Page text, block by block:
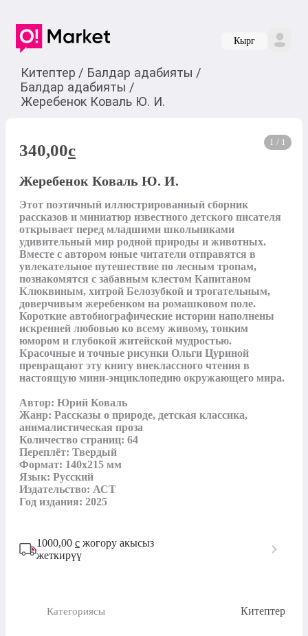
Кырг
Китептер / Балдар адабияты /
Балдар адабияты /
Жеребенок Коваль Ю. И.
1 / 1
340,00c
Жеребенок Коваль Ю. И.
Этот поэтичный иллюстрированный сборник
рассказов и миниатюр известного детского писателя
открывает перед младшими школьниками
удивительный мир родной природы и животных.
Вместе с автором юные читатели отправятся в
увлекательное путешествие по лесным тропам,
познакомятся с забавным клестом Капитаном
Клюквиным, хитрой Белозубкой и трогательным,
доверчивым жеребенком на ромашковом поле.
Короткие автобиографические истории наполнены
искренней любовью ко всему живому, тонким
юмором и глубокой житейской мудростью.
Красочные и точные рисунки Ольги Цуриной
превращают эту книгу внеклассного чтения в
настоящую мини-энциклопедию окружающего мира.
Автор: Юрий Коваль
Жанр: Рассказы о природе, детская классика,
анималистическая проза
Количество страниц: 64
Переплёт: Твердый
Формат: 140x215 мм
Язык: Русский
Издательство: АСТ
Год издания: 2025
1000,00 с жогору акысыз
жеткирүү
Категориясы Китептер